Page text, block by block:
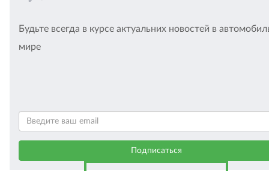
Будьте всегда в курсе актуальних новостей в
мире